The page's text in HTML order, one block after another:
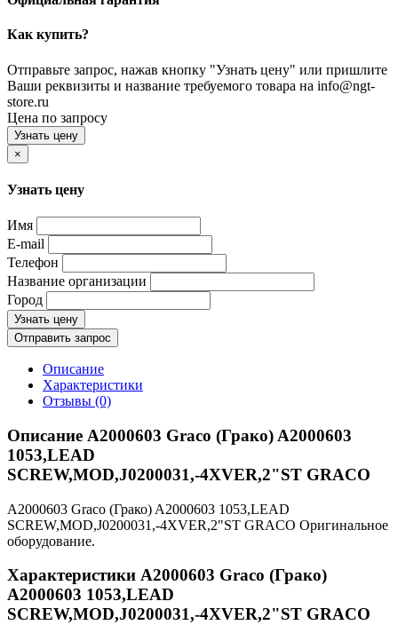
Как купить?
Отправьте запрос, нажав кнопку "Узнать цену" или пришлите
Ваши реквизиты и название требуемого товара на info@ngt-
store.ru
Цена по запросу
Узнать цену
×
Узнать цену
Имя
E-mail
Телефон
Название организации
Город
Узнать цену
Отправить запрос
Описание
Характеристики
Отзывы (0)
Описание A2000603 Graco (Грако) A2000603
1053,LEAD
SCREW,MOD,J0200031,-4XVER,2"ST GRACO
A2000603 Graco (Грако) A2000603 1053,LEAD
SCREW,MOD,J0200031,-4XVER,2"ST GRACO Оригинальное
оборудование.
Характеристики A2000603 Graco (Грако)
A2000603 1053,LEAD
SCREW,MOD,J0200031,-4XVER,2"ST GRACO